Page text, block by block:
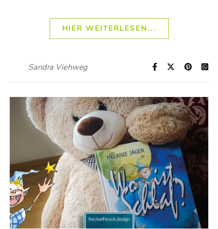
HIER WEITERLESEN...
Sandra Viehweg